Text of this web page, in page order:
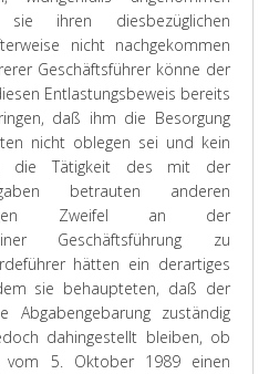
ihren diesbezüglichen
nicht nachgekommen
Geschäftsführer könne der
Entlastungsbeweis bereits
daß ihm die Besorgung
nicht oblegen sei und kein
die Tätigkeit des mit der
betrauten anderen
Zweifel an der
Geschäftsführung zu
hätten ein derartiges
sie behaupteten, daß der
Abgabengebarung zuständig
dahingestellt bleiben, ob
vom 5. Oktober 1989 einen